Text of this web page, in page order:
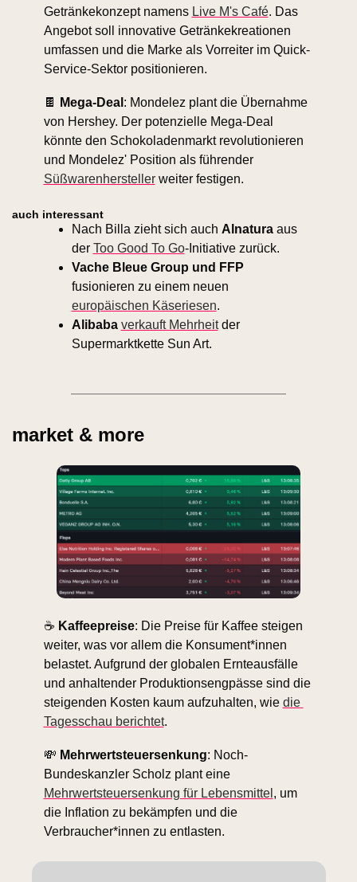
Getränkekonzept namens Live M's Café. Das
Angebot soll innovative Getränkekreationen
umfassen und die Marke als Vorreiter im Quick-
Service-Sektor positionieren.
🍫 Mega-Deal : Mondelez plant die Übernahme
von Hershey. Der potenzielle Mega-Deal
könnte den Schokoladenmarkt revolutionieren
und Mondelez' Position als führender
Süßwarenhersteller weiter festigen.
auch interessant
Nach Billa zieht sich auch Alnatura aus
der Too Good To Go-Initiative zurück.
Vache Bleue Group und FFP
europäischen Käseriesen.
Alibaba verkauft Mehrheit der
Supermarktkette Sun Art.
market & more
☕ Kaffeepreise: Die Preise für Kaffee steigen
weiter, was vor allem die Konsument*innen
belastet. Aufgrund der globalen Ernteausfälle
und anhaltender Produktionsengpässe sind die
steigenden Kosten kaum aufzuhalten, wie die
Tagesschau berichtet.
💸 Mehrwertsteuersenkung: Noch-
Bundeskanzler Scholz plant eine
Mehrwertsteuersenkung für Lebensmittel , um
die Inflation zu bekämpfen und die
Verbraucher*innen zu entlasten.